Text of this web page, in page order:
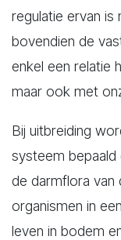
regulatie ervan is
bovendien de
enkel een relatie
maar ook met
Bij uitbreiding
systeem
de darmflora van
organismen in
leven in bodem